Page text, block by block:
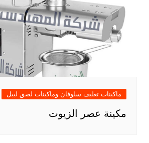
ماكينات تغليف سلوفان وماكينات لصق ليبل
مكينة عصر الزيوت